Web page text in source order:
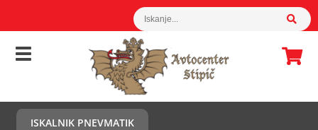
ISKALNIK PNEVMATIK